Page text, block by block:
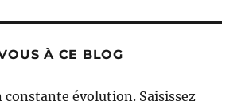
À CE BLOG
constante évolution. Saisissez